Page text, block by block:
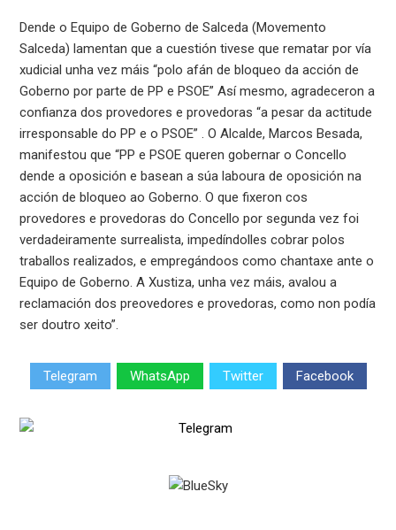
Dende o Equipo de Goberno de Salceda (Movemento
Salceda) lamentan que a cuestión tivese que rematar por vía
xudicial unha vez máis “polo afán de bloqueo da acción de
Goberno por parte de PP e PSOE” Así mesmo, agradeceron a
confianza dos provedores e provedoras “a pesar da actitude
irresponsable do PP e o PSOE” . O Alcalde, Marcos Besada,
manifestou que “PP e PSOE queren gobernar o Concello
dende a oposición e basean a súa laboura de oposición na
acción de bloqueo ao Goberno. O que fixeron cos
provedores e provedoras do Concello por segunda vez foi
verdadeiramente surrealista, impedíndolles cobrar polos
traballos realizados, e empregándoos como chantaxe ante o
Equipo de Goberno. A Xustiza, unha vez máis, avalou a
reclamación dos preovedores e provedoras, como non podía
ser doutro xeito”.
Telegram WhatsApp Twitter Facebook